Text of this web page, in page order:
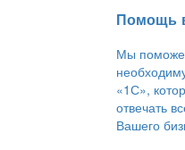
Помощь
Мы
«1С»,
отвечать
Вашего